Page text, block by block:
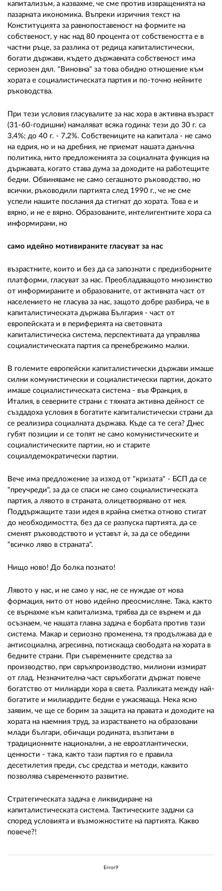
капитализъм, а казвахме, че сме против извращенията на
пазарната икономика. Въпреки изричния текст на
Конституцията за равнопоставеност на формите на
собственост, у нас над 80 процента от собствеността е в
частни ръце, за разлика от редица капиталистически,
богати държави, където държавната собственост има
сериозен дял. "Виновна" за това обидно отношение към
хората е социалистическата партия и по-точно нейните
ръководства.
При тези условия гласувалите за нас хора в активна възраст
(31-60-годишни) намаляват всяка година: тези до 30 г. са
3,4%; до 40 г. - 7,2%. Собствениците на капитала - не само
на едрия, но и на дребния, не приемат нашата данъчна
политика, нито предложенията за социалната функция на
държавата, когато става дума за доходите на работещите
бедни. Обвиняваме не само сегашното ръководство, но
всички, ръководили партията след 1990 г., че не сме
успели нашите послания да стигнат до хората. Това е и
вярно, и не е вярно. Образованите, интелигентните хора са
информирани, но
само идейно мотивираните гласуват за нас
възрастните, които и без да са запознати с предизборните
платформи, гласуват за нас. Преобладаващото мнозинство
от информираните и образованите, от активната част от
населението не гласува за нас, защото добре разбира, че в
капиталистическата държава България - част от
европейската и в периферията на световната
капиталистическа система, перспективата да управлява
социалистическата партия са пренебрежимо малки.
В големите европейски капиталистически държави имаше
силни комунистически и социалистически партии, докато
имаше социалистическата система - във Франция, в
Италия, в северните страни с тяхната активна дейност се
създадоха условия в богатите капиталистически страни да
се реализира социалната държава. Къде са те сега? Днес
губят позиции и се топят не само комунистическите и
социалистическите партии, но и старите
социалдемократически партии.
Вече има предложение за изход от "кризата" - БСП да се
"преучреди", за да се спаси не само социалистическата
партия, а лявото в страната, олицетворявано от нея.
Поддържащите тази идея в крайна сметка отново стигат
до необходимостта, без да се разпуска партията, да се
сменят ръководството и уставът ѝ, за да се обедини
"всичко ляво в страната".
Нищо ново! До болка познато!
Лявото у нас, и не само у нас, не се нуждае от нова
формация, нито от ново идейно преосмисляне. Така, както
се върнахме към капитализма, трябва да се върнем и да
осъзнаем, че нашата главна задача е борбата против тази
система. Макар и сериозно променена, тя продължава да е
антисоциална, агресивна, потискаща свободата на хората в
бедните страни. При съвременните средства за
производство, при свръхпроизводство, милиони измират
от глад. Незначителна част свръхбогати държат повече
богатство от милиарди хора в света. Разликата между най-
богатите и милиардите бедни е ужасяваща. Нека ясно
заявим, че ще се борим за защита на правата и доходите на
хората на наемния труд, за израстването на образовани
млади българи, обичащи родината, възпитани в
традиционните национални, а не евроатлантически,
ценности - така, както тази партия го е правила
десетилетия преди, със средства и методи, каквито
позволява съвременното развитие.
Стратегическата задача е ликвидиране на
капиталистическата система. Тактическите задачи са
според условията и възможностите на партията. Какво
повече?!
Error9